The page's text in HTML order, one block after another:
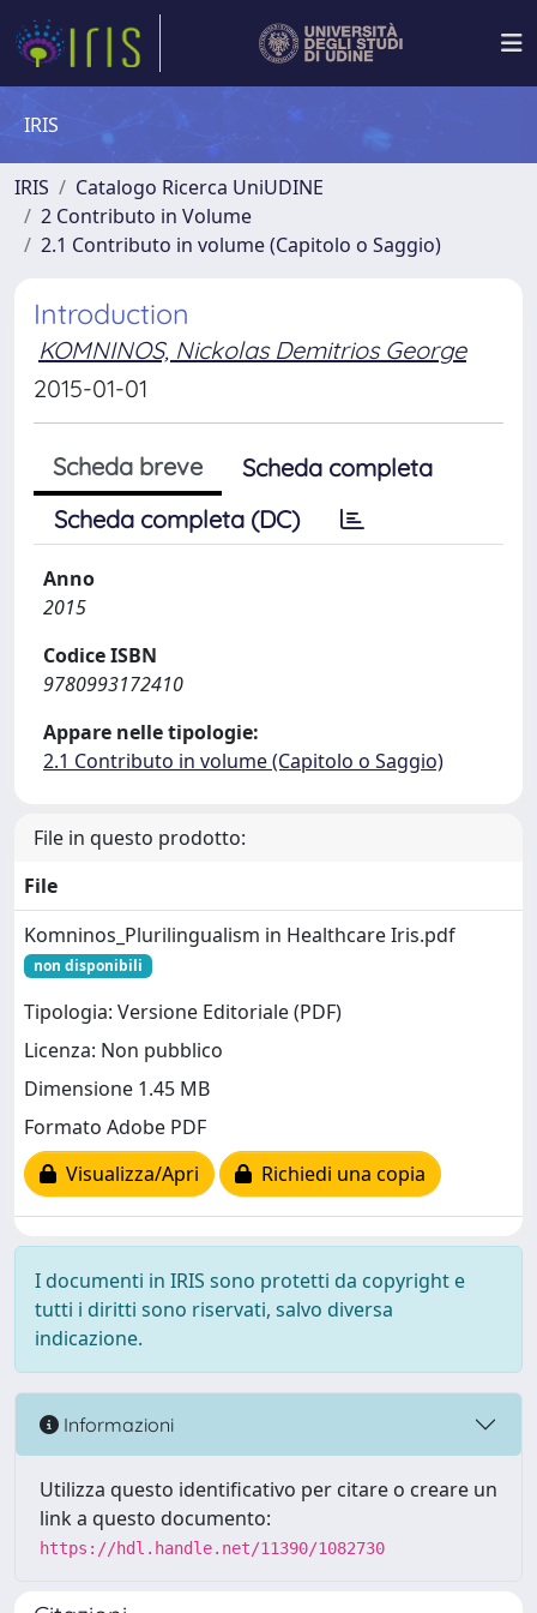
IRIS
IRIS
Catalogo Ricerca UniUDINE
2 Contributo in Volume
2.1 Contributo in volume (Capitolo o Saggio)
Introduction
KOMNINOS, Nickolas Demitrios George
2015-01-01
Scheda breve
Scheda completa
Scheda completa (DC)
Anno
2015
Codice ISBN
9780993172410
Appare nelle tipologie:
2.1 Contributo in volume (Capitolo o Saggio)
File in questo prodotto:
File
Komninos_Plurilingualism in Healthcare Iris.pdf
non disponibili
Tipologia: Versione Editoriale (PDF)
Licenza: Non pubblico
Dimensione 1.45 MB
Formato Adobe PDF
Visualizza/Apri
Richiedi una copia
I documenti in IRIS sono protetti da copyright e
tutti i diritti sono riservati, salvo diversa
indicazione.
Informazioni
Utilizza questo identificativo per citare o creare un
link a questo documento:
https://hdl.handle.net/11390/1082730